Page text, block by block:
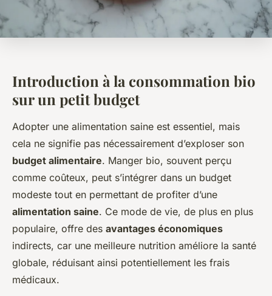
Introduction à la consommation bio
sur un petit budget
Adopter une alimentation saine est essentiel, mais
cela ne signifie pas nécessairement d’exploser son
budget alimentaire. Manger bio, souvent perçu
comme coûteux, peut s’intégrer dans un budget
modeste tout en permettant de profiter d’une
alimentation saine. Ce mode de vie, de plus en plus
populaire, offre des avantages économiques
indirects, car une meilleure nutrition améliore la santé
globale, réduisant ainsi potentiellement les frais
médicaux.